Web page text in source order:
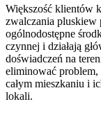
Większość klientów
zwalczania pluskiew
ogólnodostępne
czynnej i działają
doświadczeń na
eliminować
całym mieszkaniu i
lokali.